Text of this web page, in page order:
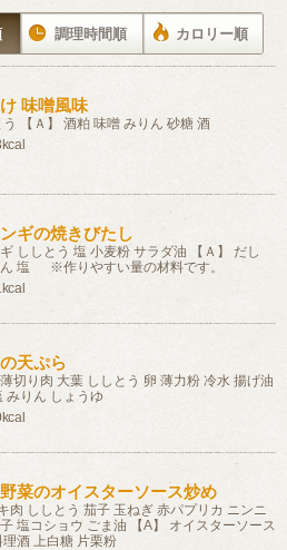
調理時間順 カロリー順
味噌風味
【Ａ】 酒粕 味噌 みりん 砂糖 酒
ギの焼きびたし
ししとう 塩 小麦粉 サラダ油 【Ａ】 だし
ん 塩 ※作りやすい量の材料です。
天ぷら
切り肉 大葉 ししとう 卵 薄力粉 冷水 揚げ油
みりん しょうゆ
菜のオイスターソース炒め
肉 ししとう 茄子 玉ねぎ 赤パプリカ ニンニ
塩コショウ ごま油 【A】 オイスターソース
酒 上白糖 片栗粉